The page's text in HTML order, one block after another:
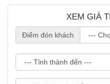
XEM GIÁ
Điểm đón khách